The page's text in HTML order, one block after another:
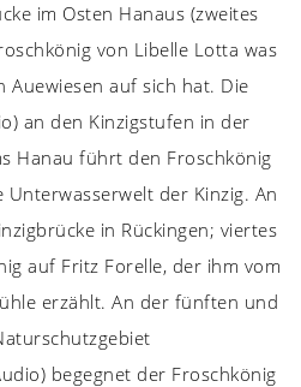
im Osten Hanaus (zweites
von Libelle Lotta was
Auewiesen auf sich hat. Die
an den Kinzigstufen in der
Hanau führt den Froschkönig
Unterwasserwelt der Kinzig. An
in Rückingen; viertes
auf Fritz Forelle, der ihm vom
erzählt. An der fünften und
begegnet der Froschkönig